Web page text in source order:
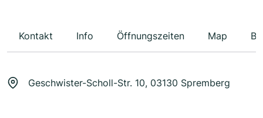
Kontakt Info Öffnungszeiten Map
Geschwister-Scholl-Str. 10, 03130 Spremberg